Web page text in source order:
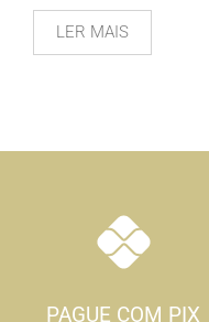
LER MAIS
PAGUE COM PIX